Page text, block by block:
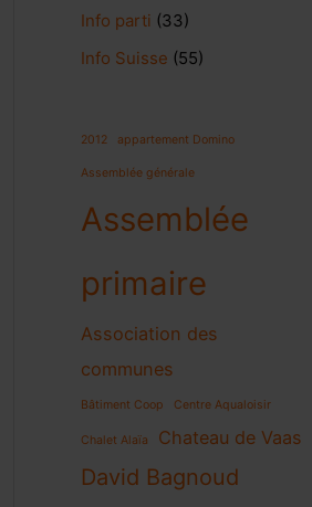
Info parti (33)
Info Suisse (55)
2012 appartement Domino
Assemblée générale
Assemblée
primaire
Association des
communes
Bâtiment Coop Centre Aqualoisir
Chalet Alaïa Chateau de Vaas
David Bagnoud